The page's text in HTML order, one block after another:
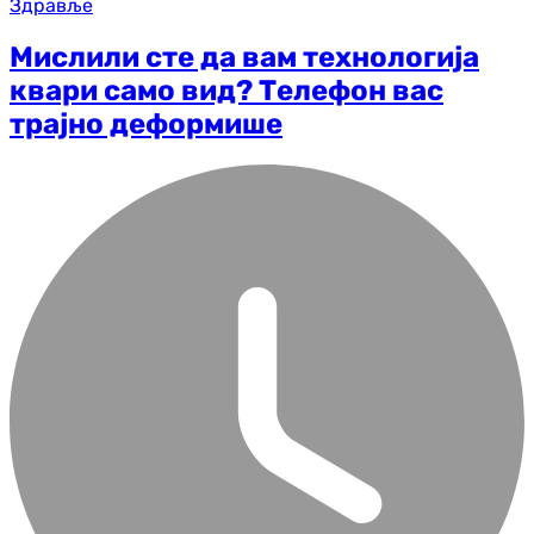
Здравље
Мислили сте да вам технологија
квари само вид? Телефон вас
трајно деформише